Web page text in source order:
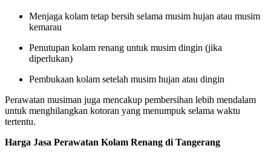
Menjaga kolam tetap bersih selama musim hujan atau musim
kemarau
Penutupan kolam renang untuk musim dingin (jika
diperlukan)
Pembukaan kolam setelah musim hujan atau dingin
Perawatan musiman juga mencakup pembersihan lebih mendalam
untuk menghilangkan kotoran yang menumpuk selama waktu
tertentu.
Harga Jasa Perawatan Kolam Renang di Tangerang